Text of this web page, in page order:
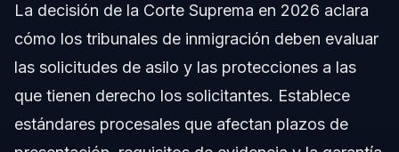
¿Qué decidió la Corte Suprema sobre inmigración?
¿Cuál es la nueva ley sobre inmigración y asilo?
La decisión de la Corte Suprema en 2026 aclara
cómo los tribunales de inmigración deben evaluar
las solicitudes de asilo y las protecciones a las
que tienen derecho los solicitantes. Establece
estándares procesales que afectan plazos de